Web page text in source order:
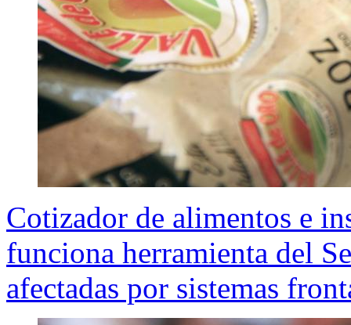
Cotizador de alimentos e
funciona herramienta del
afectadas por sistemas